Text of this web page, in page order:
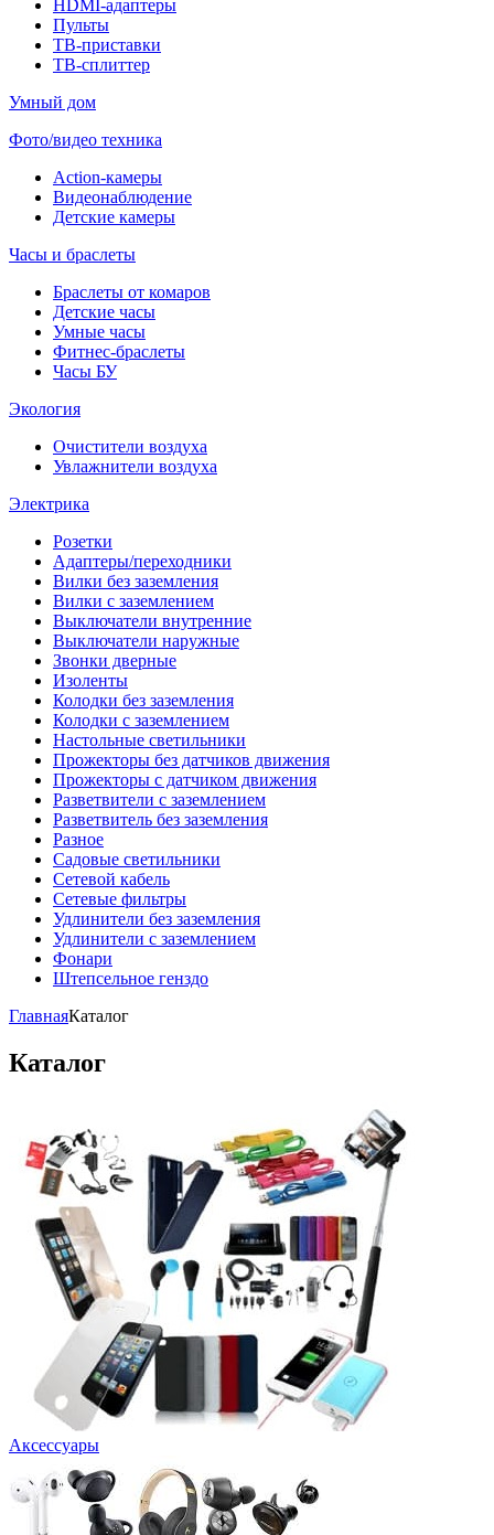
HDMI-адаптеры
Пульты
ТВ-приставки
ТВ-сплиттер
Умный дом
Фото/видео техника
Action-камеры
Видеонаблюдение
Детские камеры
Часы и браслеты
Браслеты от комаров
Детские часы
Умные часы
Фитнес-браслеты
Часы БУ
Экология
Очистители воздуха
Увлажнители воздуха
Электрика
Розетки
Адаптеры/переходники
Вилки без заземления
Вилки с заземлением
Выключатели внутренние
Выключатели наружные
Звонки дверные
Изоленты
Колодки без заземления
Колодки с заземлением
Настольные светильники
Прожекторы без датчиков движения
Прожекторы с датчиком движения
Разветвители с заземлением
Разветвитель без заземления
Разное
Садовые светильники
Сетевой кабель
Сетевые фильтры
Удлинители без заземления
Удлинители с заземлением
Фонари
Штепсельное генздо
ГлавнаяКаталог
Каталог
Аксессуары